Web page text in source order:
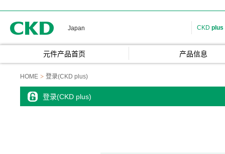
Japan CKD plus
元件产品首页 产品信息
HOME 登录(CKD plus)
登录(CKD plus)